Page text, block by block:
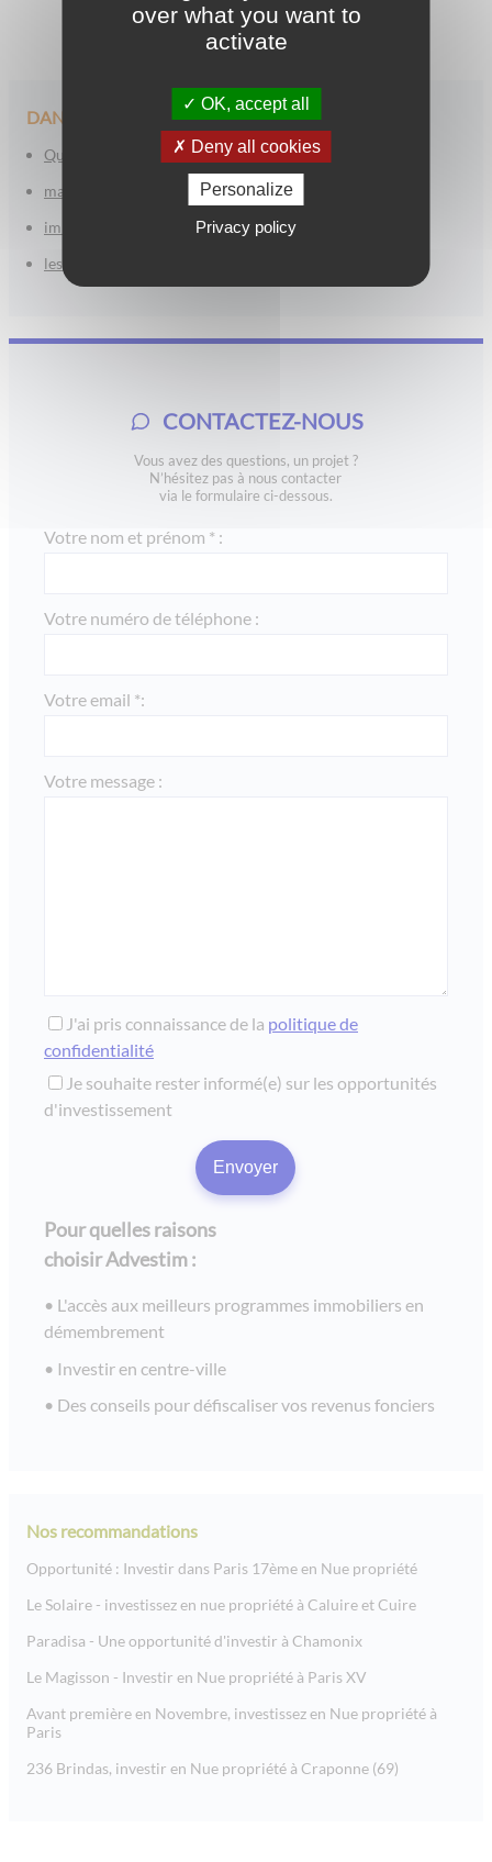
DANS LA MÊME CATÉGORIE
Qu’est-ce que le démembrement temporaire ?
marché secondaire de la nue propriété
immobilier neuf en démembrement
les avantages de l’investissement en nue-propriété
CONTACTEZ-NOUS
Vous avez des questions, un projet ?
N’hésitez pas à nous contacter
via le formulaire ci-dessous.
Votre nom et prénom * :
Votre numéro de téléphone :
Votre email *:
Votre message :
J'ai pris connaissance de la politique de
confidentialité
Je souhaite rester informé(e) sur les opportunités
d'investissement
Pour quelles raisons
choisir Advestim :
L'accès aux meilleurs programmes immobiliers en
démembrement
Investir en centre-ville
Des conseils pour défiscaliser vos revenus fonciers
Nos recommandations
Opportunité : Investir dans Paris 17ème en Nue propriété
Le Solaire - investissez en nue propriété à Caluire et Cuire
Paradisa - Une opportunité d'investir à Chamonix
Le Magisson - Investir en Nue propriété à Paris XV
Avant première en Novembre, investissez en Nue propriété à
Paris
236 Brindas, investir en Nue propriété à Craponne (69)
over what you want to
activate
OK, accept all
Deny all cookies
Personalize
Privacy policy